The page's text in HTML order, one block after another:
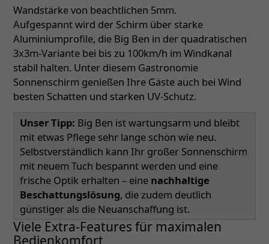
Wandstärke von beachtlichen 5mm.
Aufgespannt wird der Schirm über starke
Aluminiumprofile, die Big Ben in der quadratischen
3x3m-Variante bei bis zu 100km/h im Windkanal
stabil halten. Unter diesem Gastronomie
Sonnenschirm genießen Ihre Gäste auch bei Wind
besten Schatten und starken UV-Schutz.
Unser Tipp: Big Ben ist wartungsarm und bleibt
mit etwas Pflege sehr lange schön wie neu.
Selbstverständlich kann Ihr großer Sonnenschirm
mit neuem Tuch bespannt werden und eine
frische Optik erhalten – eine nachhaltige
Beschattungslösung, die zudem deutlich
günstiger als die Neuanschaffung ist.
Viele Extra-Features für maximalen
Bedienkomfort